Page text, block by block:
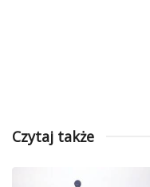
Czytaj także